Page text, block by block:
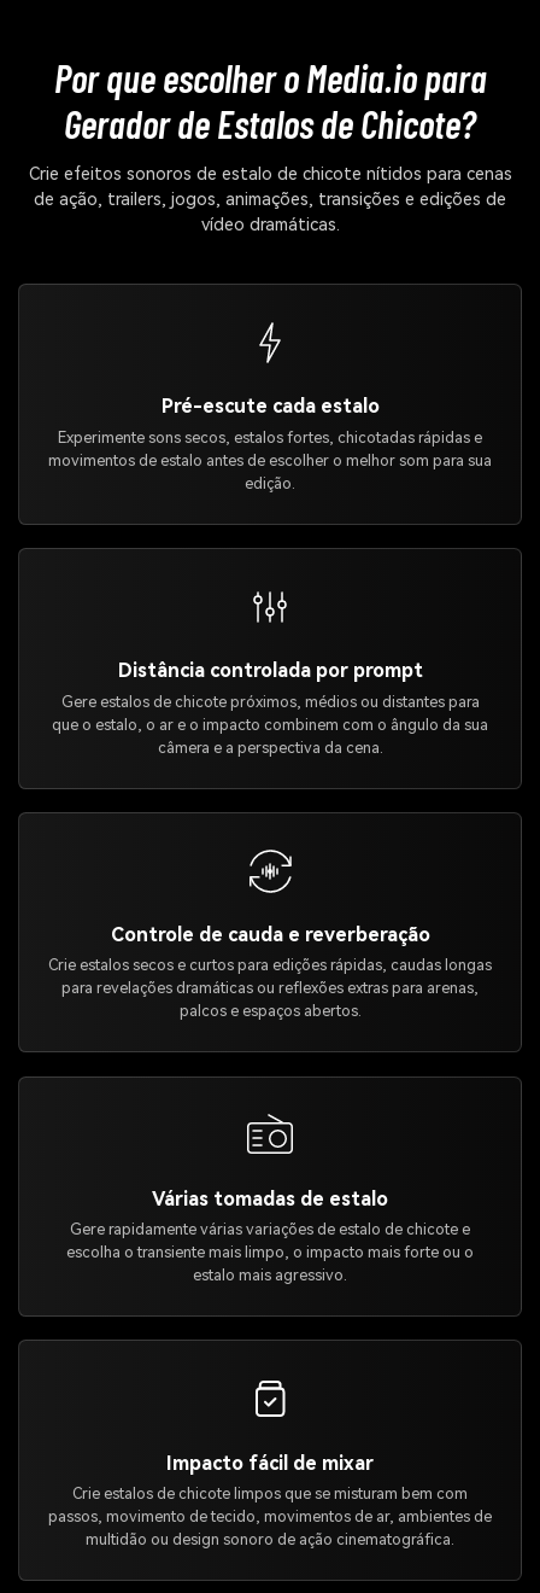
Por que escolher o Media.io para
Gerador de Estalos de Chicote?
Crie efeitos sonoros de estalo de chicote nítidos para cenas
de ação, trailers, jogos, animações, transições e edições de
vídeo dramáticas.
Pré-escute cada estalo
Experimente sons secos, estalos fortes, chicotadas rápidas e
movimentos de estalo antes de escolher o melhor som para sua
edição.
Distância controlada por prompt
Gere estalos de chicote próximos, médios ou distantes para
que o estalo, o ar e o impacto combinem com o ângulo da sua
câmera e a perspectiva da cena.
Controle de cauda e reverberação
Crie estalos secos e curtos para edições rápidas, caudas longas
para revelações dramáticas ou reflexões extras para arenas,
palcos e espaços abertos.
Várias tomadas de estalo
Gere rapidamente várias variações de estalo de chicote e
escolha o transiente mais limpo, o impacto mais forte ou o
estalo mais agressivo.
Impacto fácil de mixar
Crie estalos de chicote limpos que se misturam bem com
passos, movimento de tecido, movimentos de ar, ambientes de
multidão ou design sonoro de ação cinematográfica.